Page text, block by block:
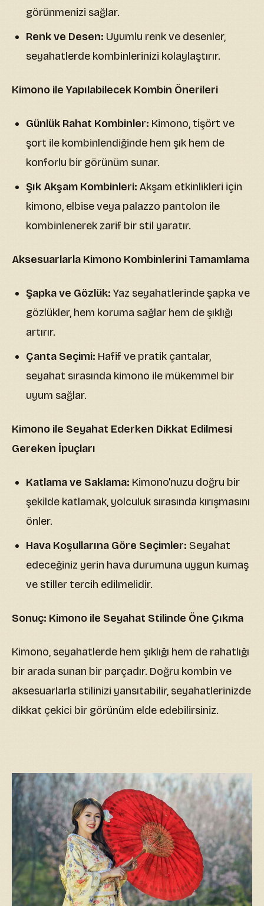
görünmenizi sağlar.
Renk ve Desen: Uyumlu renk ve desenler,
seyahatlerde kombinlerinizi kolaylaştırır.
Kimono ile Yapılabilecek Kombin Önerileri
Günlük Rahat Kombinler: Kimono, tişört ve
şort ile kombinlendiğinde hem şık hem de
konforlu bir görünüm sunar.
Şık Akşam Kombinleri: Akşam etkinlikleri için
kimono, elbise veya palazzo pantolon ile
kombinlenerek zarif bir stil yaratır.
Aksesuarlarla Kimono Kombinlerini Tamamlama
Şapka ve Gözlük: Yaz seyahatlerinde şapka ve
gözlükler, hem koruma sağlar hem de şıklığı
artırır.
Çanta Seçimi: Hafif ve pratik çantalar,
seyahat sırasında kimono ile mükemmel bir
uyum sağlar.
Kimono ile Seyahat Ederken Dikkat Edilmesi
Gereken İpuçları
Katlama ve Saklama: Kimono'nuzu doğru bir
şekilde katlamak, yolculuk sırasında kırışmasını
önler.
Hava Koşullarına Göre Seçimler: Seyahat
edeceğiniz yerin hava durumuna uygun kumaş
ve stiller tercih edilmelidir.
Sonuç: Kimono ile Seyahat Stilinde Öne Çıkma
Kimono, seyahatlerde hem şıklığı hem de rahatlığı
bir arada sunan bir parçadır. Doğru kombin ve
aksesuarlarla stilinizi yansıtabilir, seyahatlerinizde
dikkat çekici bir görünüm elde edebilirsiniz.